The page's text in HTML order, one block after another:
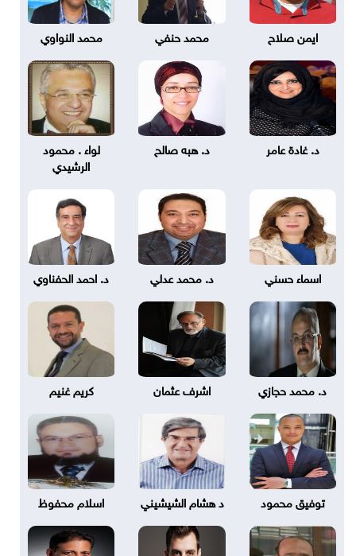
ايمن صلاح محمد حنفي محمد النواوي
د. غادة عامر د. هبه صالح
لواء . محمود
الرشيدي
اسماء حسني د. محمد عدلي د. احمد الحفناوي
د. محمد حجازي اشرف عثمان كريم غنيم
توفيق محمود د هشام الشيشيني اسلام محفوظ